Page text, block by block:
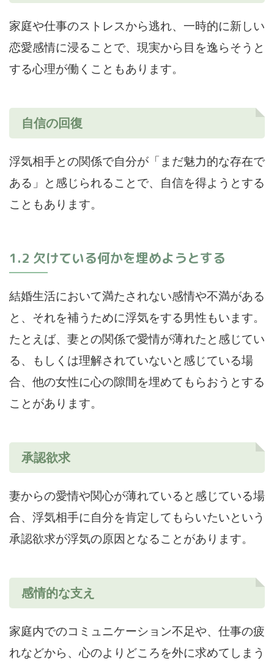
家庭や仕事のストレスから逃れ、一時的に新しい
恋愛感情に浸ることで、現実から目を逸らそうと
する心理が働くこともあります。
自信の回復
浮気相手との関係で自分が「まだ魅力的な存在で
ある」と感じられることで、自信を得ようとする
こともあります。
1.2 欠けている何かを埋めようとする
結婚生活において満たされない感情や不満がある
と、それを補うために浮気をする男性もいます。
たとえば、妻との関係で愛情が薄れたと感じてい
る、もしくは理解されていないと感じている場
合、他の女性に心の隙間を埋めてもらおうとする
ことがあります。
承認欲求
妻からの愛情や関心が薄れていると感じている場
合、浮気相手に自分を肯定してもらいたいという
承認欲求が浮気の原因となることがあります。
感情的な支え
家庭内でのコミュニケーション不足や、仕事の疲
れなどから、心のよりどころを外に求めてしまう